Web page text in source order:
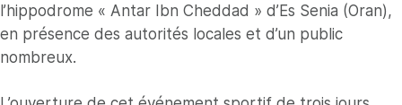
l’hippodrome « Antar Ibn Cheddad » d’Es Senia (Oran),
en présence des autorités locales et d’un public
nombreux.